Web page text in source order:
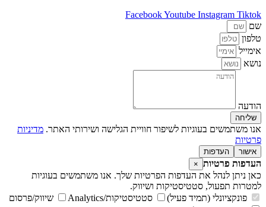
FacebookYoutube Instagram Tiktok
שם
טלפון
אימייל
נושא
הודעה
שליחה
אנו משתמשים בעוגיות לשיפור חוויית הגלישה ושירותי האתר. מדיניות
פרטיות
אישור העדפות
העדפות פרטיות ×
כאן ניתן לנהל את העדפות הפרטיות שלך. אנו משתמשים בעוגיות
למטרות תפעול, סטטיסטיקות ושיווק.
פונקציונלי (תמיד פעיל)
סטטיסטיקות/Analytics
שיווק/פרסום